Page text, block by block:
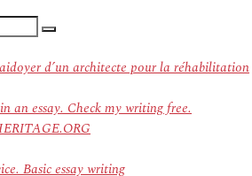
Recherche
d’un architecte pour la réhabilitation
an essay. Check my writing free.
Basic essay writing